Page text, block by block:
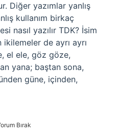
Diğer yazımlar yanlış
kullanım birkaç
nasıl yazılır TDK? İsim
de ayrı ayrı
el ele, göz göze,
yana; baştan sona,
güne, içinden,
Bırak